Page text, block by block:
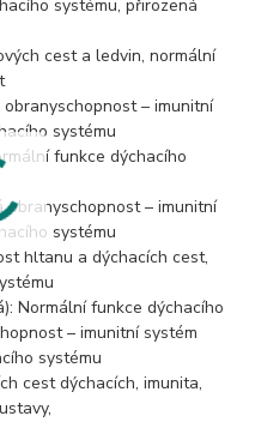
systému, přirozená
cest a ledvin, normální
– imunitní
systému
funkce dýchacího
obranyschopnost – imunitní
systému
hltanu a dýchacích cest,
Normální funkce dýchacího
– imunitní systém
systému
cest dýchacích, imunita,